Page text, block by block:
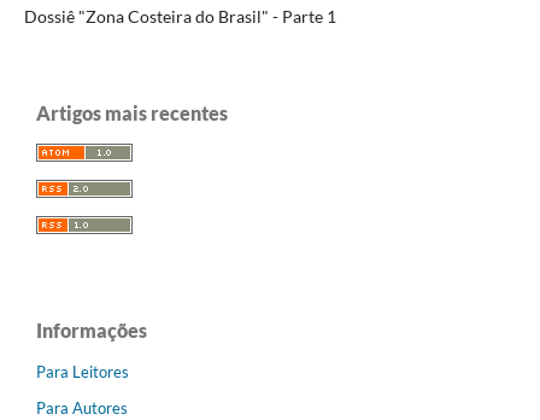
Dossiê "Zona Costeira do Brasil" - Parte 1
Artigos mais recentes
Informações
Para Leitores
Para Autores